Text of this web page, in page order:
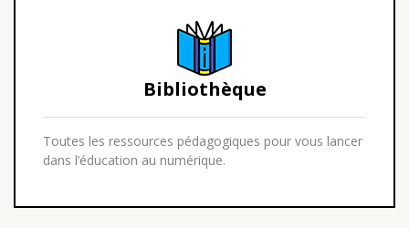
Bibliothèque
Toutes les ressources pédagogiques pour vous lancer
dans l’éducation au numérique.